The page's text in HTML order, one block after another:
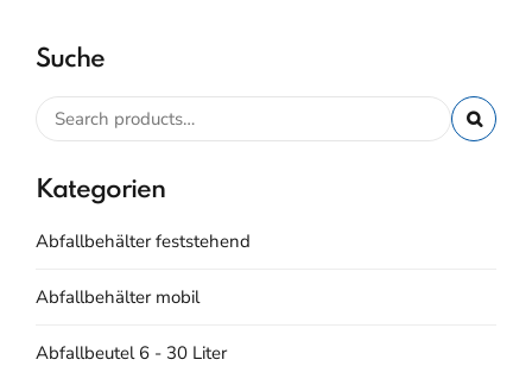
Suche
Kategorien
Abfallbehälter feststehend
Abfallbehälter mobil
Abfallbeutel 6 - 30 Liter